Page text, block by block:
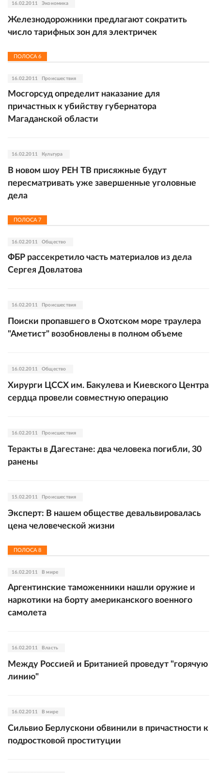
16.02.2011 Экономика
Железнодорожники предлагают сократить
число тарифных зон для электричек
ПОЛОСА 6
16.02.2011 Происшествия
Мосгорсуд определит наказание для
причастных к убийству губернатора
Магаданской области
16.02.2011 Культура
В новом шоу РЕН ТВ присяжные будут
пересматривать уже завершенные уголовные
дела
ПОЛОСА 7
16.02.2011 Общество
ФБР рассекретило часть материалов из дела
Сергея Довлатова
16.02.2011 Происшествия
Поиски пропавшего в Охотском море траулера
"Аметист" возобновлены в полном объеме
16.02.2011 Общество
Хирурги ЦССХ им. Бакулева и Киевского Центра
сердца провели совместную операцию
16.02.2011 Происшествия
Теракты в Дагестане: два человека погибли, 30
ранены
15.02.2011 Происшествия
Эксперт: В нашем обществе девальвировалась
цена человеческой жизни
ПОЛОСА 8
16.02.2011 В мире
Аргентинские таможенники нашли оружие и
наркотики на борту американского военного
самолета
16.02.2011 Власть
Между Россией и Британией проведут "горячую
линию"
16.02.2011 В мире
Сильвио Берлускони обвинили в причастности к
подростковой проституции